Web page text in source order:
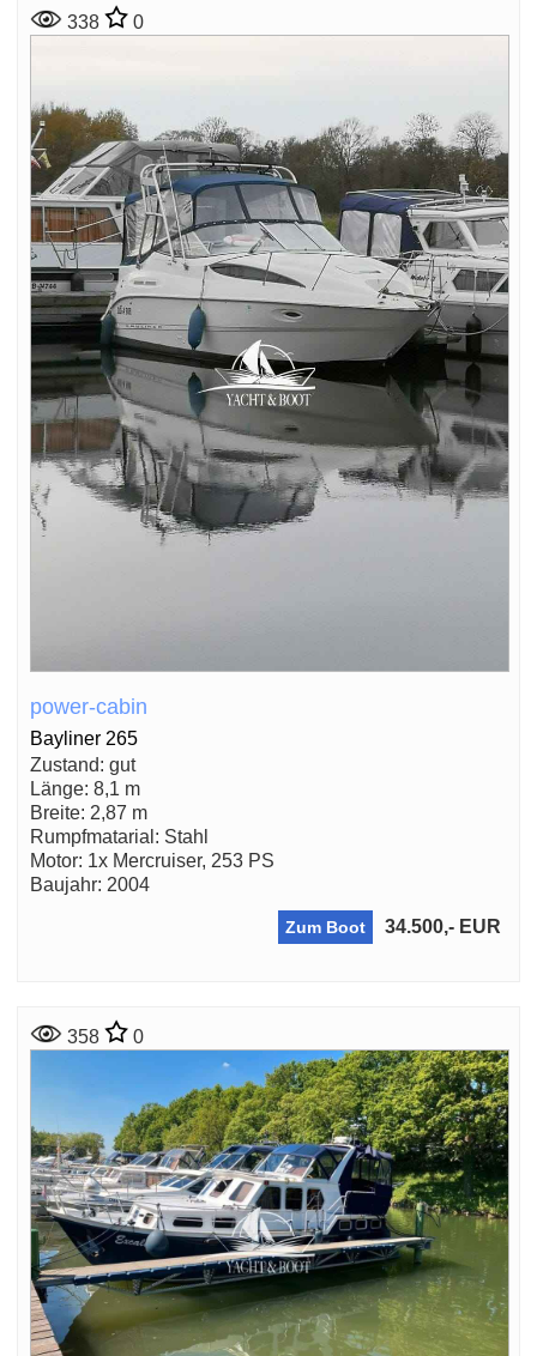
338 0
power-cabin
Bayliner 265
Zustand: gut
Länge: 8,1 m
Breite: 2,87 m
Rumpfmatarial: Stahl
Motor: 1x Mercruiser, 253 PS
Baujahr: 2004
Zum Boot 34.500,- EUR
358 0